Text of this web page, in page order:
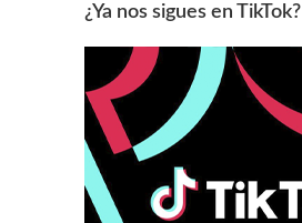
¿Ya nos sigues en TikTok?